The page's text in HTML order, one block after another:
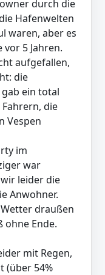
durch die
Hafenwelten
waren, aber es
5 Jahren.
aufgefallen,
die
gab ein total
die
Vespen
im
war
leider die
Anwohner.
draußen
ohne Ende.
mit Regen,
(über 54%